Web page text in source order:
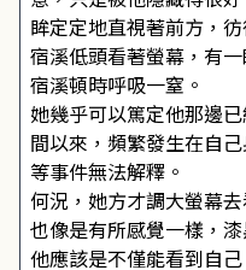
眸定定地直視著前方，
宿溪低頭看著螢幕，有
宿溪頓時呼吸一窒。
她幾乎可以篤定他那邊
間以來，頻繁發生在自
等事件無法解釋。
何況，她方才調大螢幕
也像是有所感覺一樣，
他應該是不僅能看到自